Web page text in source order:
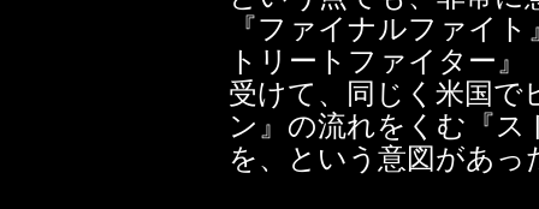
『ファイナルファイ
トリートファイター
受けて、同じく米国
ン』の流れをくむ『
を、という意図があっ